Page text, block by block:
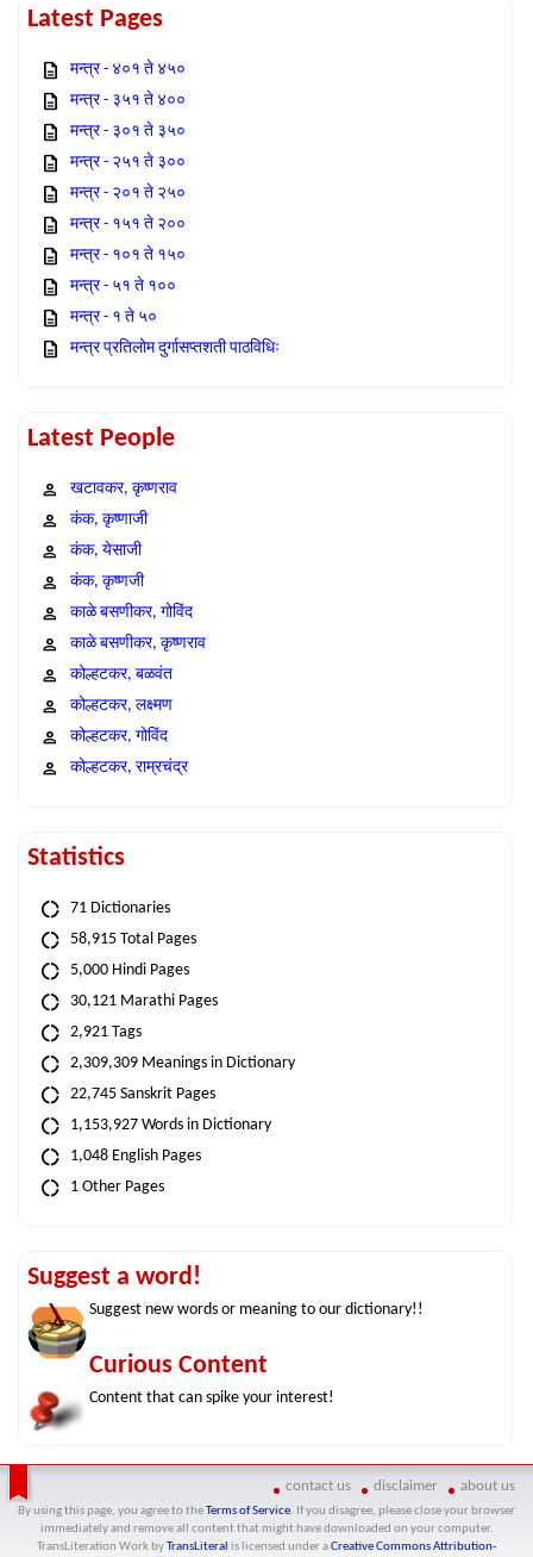
Latest Pages
मन्त्र - ४०१ ते ४५०
मन्त्र - ३५१ ते ४००
मन्त्र - ३०१ ते ३५०
मन्त्र - २५१ ते ३००
मन्त्र - २०१ ते २५०
मन्त्र - १५१ ते २००
मन्त्र - १०१ ते १५०
मन्त्र - ५१ ते १००
मन्त्र - १ ते ५०
मन्त्र प्रतिलोम दुर्गासप्तशती पाठविधिः
Latest People
खटावकर, कृष्णराव
कंक, कृष्णाजी
कंक, येसाजी
कंक, कृष्णजी
काळे बसणीकर, गोविंद
काळे बसणीकर, कृष्णराव
कोल्हटकर, बळवंत
कोल्हटकर, लक्ष्मण
कोल्हटकर, गोविंद
कोल्हटकर, राम्रचंद्र
Statistics
71 Dictionaries
58,915 Total Pages
5,000 Hindi Pages
30,121 Marathi Pages
2,921 Tags
2,309,309 Meanings in Dictionary
22,745 Sanskrit Pages
1,153,927 Words in Dictionary
1,048 English Pages
1 Other Pages
Suggest a word!
Suggest new words or meaning to our dictionary!!
Curious Content
Content that can spike your interest!
contact us disclaimer about us
By using this page, you agree to the Terms of Service. If you disagree, please close your browser
immediately and remove all content that might have downloaded on your computer.
TransLiteration Workby TransLiteral is licensed under aCreative Commons Attribution-